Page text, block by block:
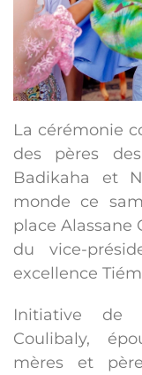
La cérémonie
des pères
Badikaha et
monde ce
place Alassane
du vice-
excellence
Initiative de
Coulibaly,
mères et